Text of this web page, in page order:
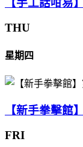
【手工話咁易
THU
星期四
【新手拳擊館
FRI